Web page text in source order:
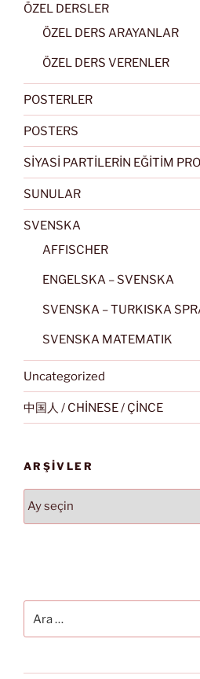
ÖZEL DERSLER
ÖZEL DERS ARAYANLAR
ÖZEL DERS VERENLER
POSTERLER
POSTERS
SİYASİ PARTİLERİN EĞİTİM
SUNULAR
SVENSKA
AFFISCHER
ENGELSKA – SVENSKA
SVENSKA – TURKISKA
SVENSKA MATEMATIK
Uncategorized
中国人 / CHİNESE / ÇİNCE
ARŞIVLER
Arşivler